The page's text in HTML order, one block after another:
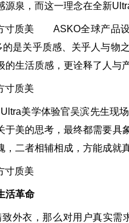
泉，而这一理念在全新
ASKO全球产品设
是关乎质感、关乎人与
生活质感，更诠释了人与
美学体验官吴滨先生现场
美的思考，最终都需要具
二者相辅相成，方能成就
活革命
衣，那么对用户真实需